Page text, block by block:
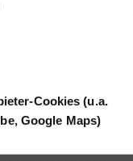
sie im Rahmen Ihrer
Cookies (u.a.
Google Maps)
bitte an:
/ Tel.:0711/1849-159
stuttgart.de